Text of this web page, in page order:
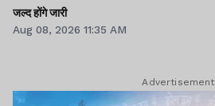
जल्द होंगे जारी
Aug 08, 2026 11:35 AM
Advertisement